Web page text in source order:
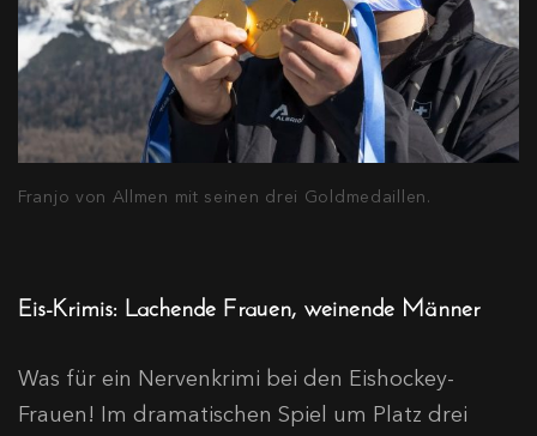
Franjo von Allmen mit seinen drei Goldmedaillen.
Eis-Krimis: Lachende Frauen, weinende Männer
Was für ein Nervenkrimi bei den Eishockey-
Frauen! Im dramatischen Spiel um Platz drei